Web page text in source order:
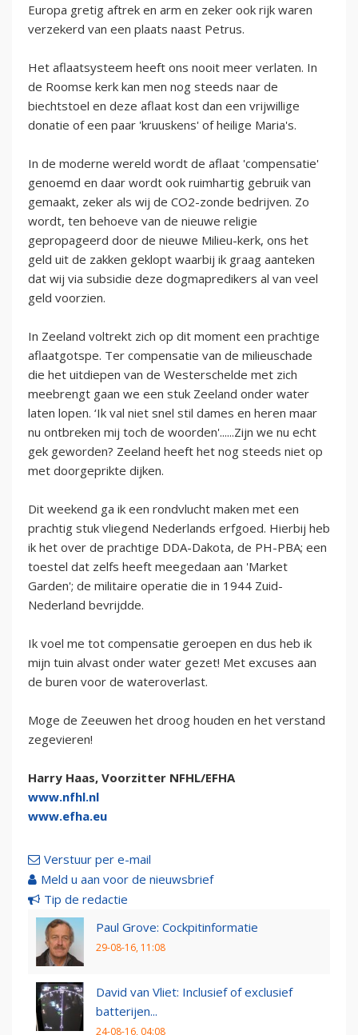
Europa gretig aftrek en arm en zeker ook rijk waren
verzekerd van een plaats naast Petrus.
Het aflaatsysteem heeft ons nooit meer verlaten. In
de Roomse kerk kan men nog steeds naar de
biechtstoel en deze aflaat kost dan een vrijwillige
donatie of een paar 'kruuskens' of heilige Maria's.
In de moderne wereld wordt de aflaat 'compensatie'
genoemd en daar wordt ook ruimhartig gebruik van
gemaakt, zeker als wij de CO2-zonde bedrijven. Zo
wordt, ten behoeve van de nieuwe religie
gepropageerd door de nieuwe Milieu-kerk, ons het
geld uit de zakken geklopt waarbij ik graag aanteken
dat wij via subsidie deze dogmapredikers al van veel
geld voorzien.
In Zeeland voltrekt zich op dit moment een prachtige
aflaatgotspe. Ter compensatie van de milieuschade
die het uitdiepen van de Westerschelde met zich
meebrengt gaan we een stuk Zeeland onder water
laten lopen. ‘Ik val niet snel stil dames en heren maar
nu ontbreken mij toch de woorden'......Zijn we nu echt
gek geworden? Zeeland heeft het nog steeds niet op
met doorgeprikte dijken.
Dit weekend ga ik een rondvlucht maken met een
prachtig stuk vliegend Nederlands erfgoed. Hierbij heb
ik het over de prachtige DDA-Dakota, de PH-PBA; een
toestel dat zelfs heeft meegedaan aan 'Market
Garden'; de militaire operatie die in 1944 Zuid-
Nederland bevrijdde.
Ik voel me tot compensatie geroepen en dus heb ik
mijn tuin alvast onder water gezet! Met excuses aan
de buren voor de wateroverlast.
Moge de Zeeuwen het droog houden en het verstand
zegevieren!
Harry Haas, Voorzitter NFHL/EFHA
www.nfhl.nl
www.efha.eu
Verstuur per e-mail
Meld u aan voor de nieuwsbrief
Tip de redactie
Paul Grove: Cockpitinformatie
29-08-16, 11:08
David van Vliet: Inclusief of exclusief
batterijen...
24-08-16, 04:08